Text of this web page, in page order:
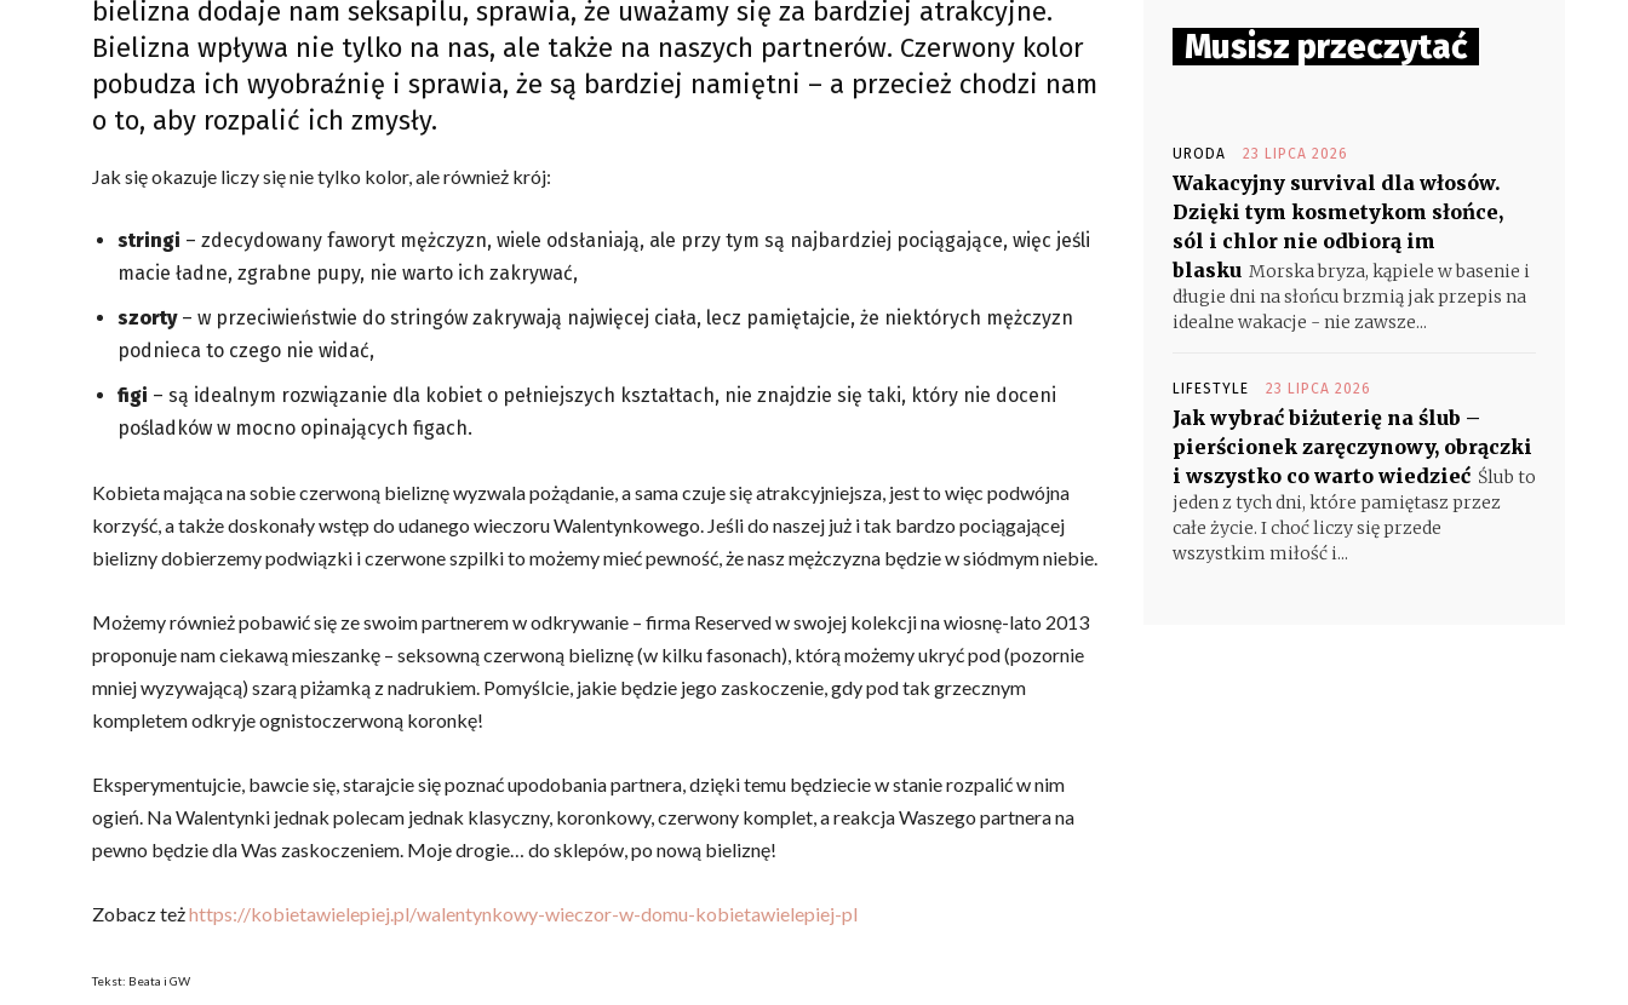
bielizna dodaje nam seksapilu, sprawia, że uważamy się za bardziej atrakcyjne.
Bielizna wpływa nie tylko na nas, ale także na naszych partnerów. Czerwony kolor
pobudza ich wyobraźnię i sprawia, że są bardziej namiętni – a przecież chodzi nam
o to, aby rozpalić ich zmysły.
Jak się okazuje liczy się nie tylko kolor, ale również krój:
stringi – zdecydowany faworyt mężczyzn, wiele odsłaniają, ale przy tym są najbardziej pociągające, więc jeśli
macie ładne, zgrabne pupy, nie warto ich zakrywać,
szorty– w przeciwieństwie do stringów zakrywają najwięcej ciała, lecz pamiętajcie, że niektórych mężczyzn
podnieca to czego nie widać,
figi – są idealnym rozwiązanie dla kobiet o pełniejszych kształtach, nie znajdzie się taki, który nie doceni
pośladków w mocno opinających figach.
Kobieta mająca na sobie czerwoną bieliznę wyzwala pożądanie, a sama czuje się atrakcyjniejsza, jest to więc podwójna
korzyść, a także doskonały wstęp do udanego wieczoru Walentynkowego. Jeśli do naszej już i tak bardzo pociągającej
bielizny dobierzemy podwiązki i czerwone szpilki to możemy mieć pewność, że nasz mężczyzna będzie w siódmym niebie.
Możemy również pobawić się ze swoim partnerem w odkrywanie – firma Reserved w swojej kolekcji na wiosnę-lato 2013
proponuje nam ciekawą mieszankę – seksowną czerwoną bieliznę (w kilku fasonach), którą możemy ukryć pod (pozornie
mniej wyzywającą) szarą piżamką z nadrukiem. Pomyślcie, jakie będzie jego zaskoczenie, gdy pod tak grzecznym
kompletem odkryje ognistoczerwoną koronkę!
Eksperymentujcie, bawcie się, starajcie się poznać upodobania partnera, dzięki temu będziecie w stanie rozpalić w nim
ogień. Na Walentynki jednak polecam jednak klasyczny, koronkowy, czerwony komplet, a reakcja Waszego partnera na
pewno będzie dla Was zaskoczeniem. Moje drogie… do sklepów, po nową bieliznę!
Zobacz teżhttps://kobietawielepiej.pl/walentynkowy-wieczor-w-domu-kobietawielepiej-pl
Tekst: Beata i GW
Musisz przeczytać
URODA 23 LIPCA 2026
Wakacyjny survival dla włosów.
Dzięki tym kosmetykom słońce,
sól i chlor nie odbiorą im
blasku Morska bryza, kąpiele w basenie i
długie dni na słońcu brzmią jak przepis na
idealne wakacje - nie zawsze...
LIFESTYLE 23 LIPCA 2026
Jak wybrać biżuterię na ślub –
pierścionek zaręczynowy, obrączki
i wszystko co warto wiedzieć Ślub to
jeden z tych dni, które pamiętasz przez
całe życie. I choć liczy się przede
wszystkim miłość i...